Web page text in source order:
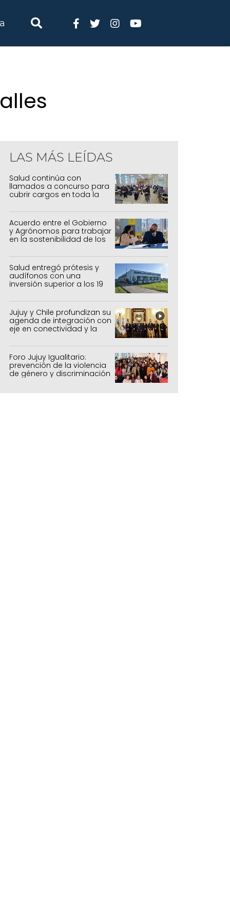
la calidad de los servicios.
LAS MÁS LEÍDAS
Salud continúa con
llamados a concurso para
cubrir cargos en toda la
Acuerdo entre el Gobierno
y Agrónomos para trabajar
en la sostenibilidad de los
agrícolas, pecuarios y
forestal
Salud entregó prótesis y
audífonos con una
inversión superior a los 19
millones de pesos
Jujuy y Chile profundizan su
agenda de integración con
eje en conectividad y la
mejora del Paso de Jama
Foro Jujuy Igualitario:
prevención de la violencia
de género y discriminación